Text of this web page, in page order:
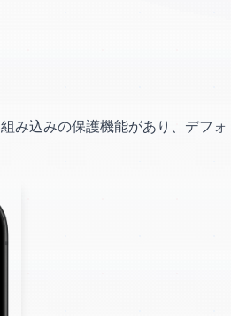
み込みの保護機能があり、デフォ